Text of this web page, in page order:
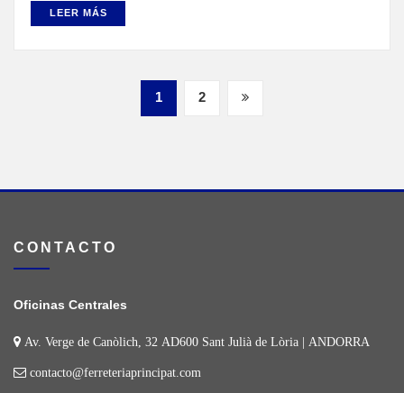
LEER MÁS
1 2
CONTACTO
Oficinas Centrales
Av. Verge de Canòlich, 32 AD600 Sant Julià de Lòria | ANDORRA
contacto@ferreteriaprincipat.com